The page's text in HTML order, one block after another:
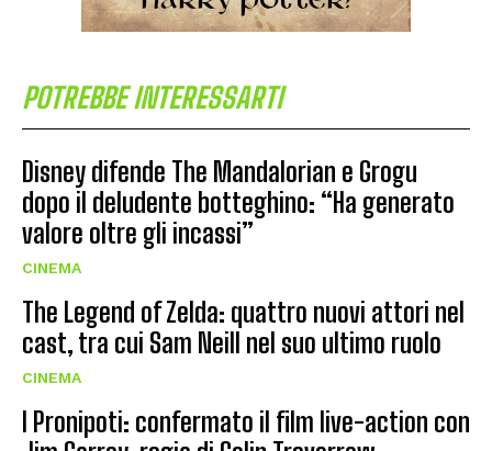
POTREBBE INTERESSARTI
Disney difende The Mandalorian e Grogu
dopo il deludente botteghino: “Ha generato
valore oltre gli incassi”
CINEMA
The Legend of Zelda: quattro nuovi attori nel
cast, tra cui Sam Neill nel suo ultimo ruolo
CINEMA
I Pronipoti: confermato il film live-action con